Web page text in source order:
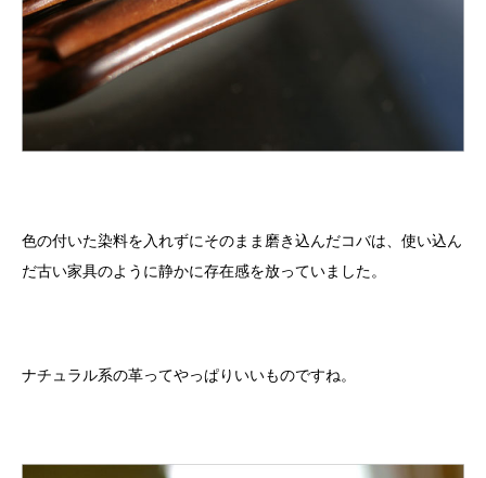
色の付いた染料を入れずにそのまま磨き込んだコバは、使い込ん
だ古い家具のように静かに存在感を放っていました。
ナチュラル系の革ってやっぱりいいものですね。